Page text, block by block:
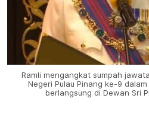
Ramli mengangkat sumpah
Negeri Pulau Pinang ke-9
berlangsung di Dewan Sri